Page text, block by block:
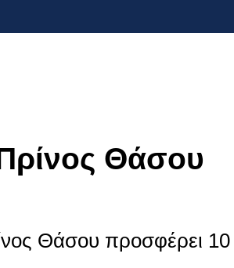
Θάσου
Θάσου προσφέρει 10